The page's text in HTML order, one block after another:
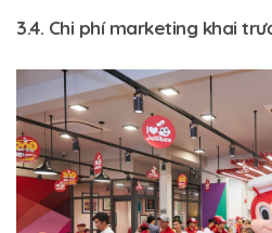
3.4. Chi phí marketing khai